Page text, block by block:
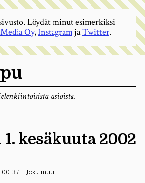
asioista.
kesäkuuta 2002
00.37 - Joku muu
Löydät minut esimerkiksi
Oy,InstagramjaTwitter.